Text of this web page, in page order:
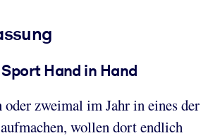
Hand in Hand
zweimal im Jahr in eines der
wollen dort endlich